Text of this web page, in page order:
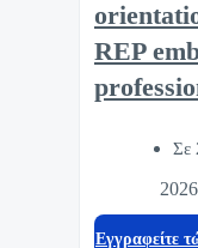
REP
Σε
Eγγραφείτε